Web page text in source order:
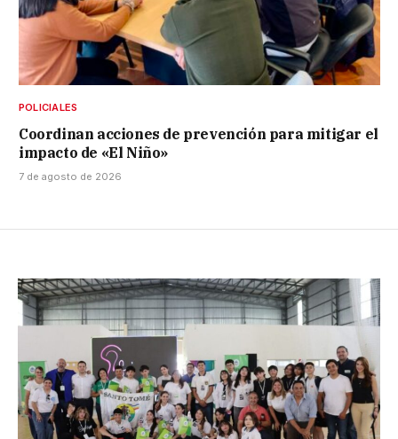
POLICIALES
Coordinan acciones de prevención para mitigar el
impacto de «El Niño»
7 de agosto de 2026